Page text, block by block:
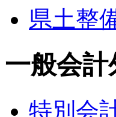
県土整
一般会計
特別会